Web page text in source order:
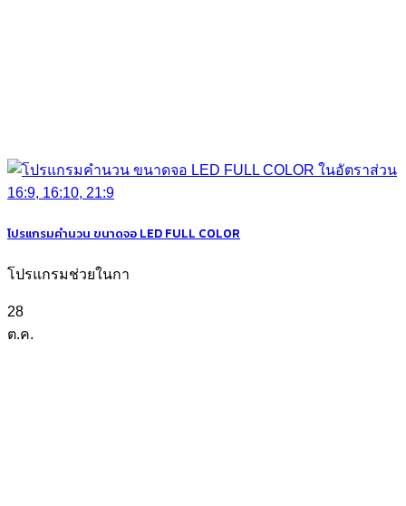
โปรแกรมคำนวน ขนาดจอ LED FULL COLOR
โปรแกรมช่วยในกา
28
ต.ค.